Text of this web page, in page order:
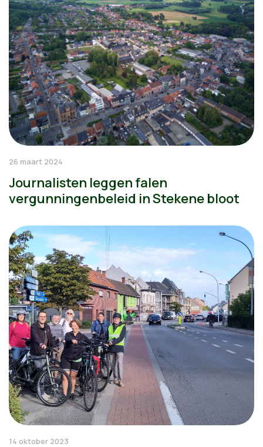
26 maart 2024
Journalisten leggen falen
vergunningenbeleid in Stekene bloot
14 oktober 2023